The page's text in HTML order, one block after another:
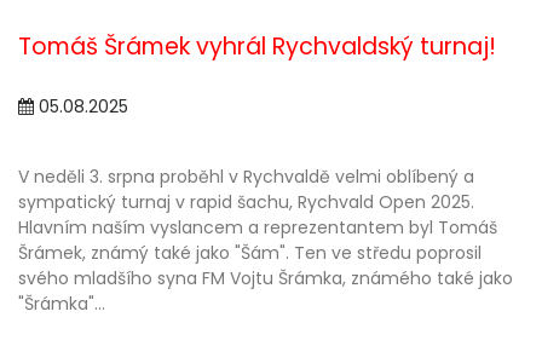
Tomáš Šrámek vyhrál Rychvaldský turnaj!
05.08.2025
V neděli 3. srpna proběhl v Rychvaldě velmi oblíbený a
sympatický turnaj v rapid šachu, Rychvald Open 2025.
Hlavním naším vyslancem a reprezentantem byl Tomáš
Šrámek, známý také jako "Šám". Ten ve středu poprosil
svého mladšího syna FM Vojtu Šrámka, známého také jako
"Šrámka"...